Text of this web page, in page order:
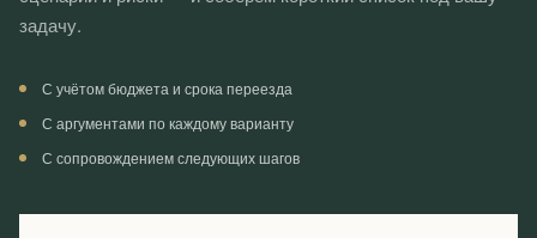
задачу.
С учётом бюджета и срока переезда
С аргументами по каждому варианту
С сопровождением следующих шагов